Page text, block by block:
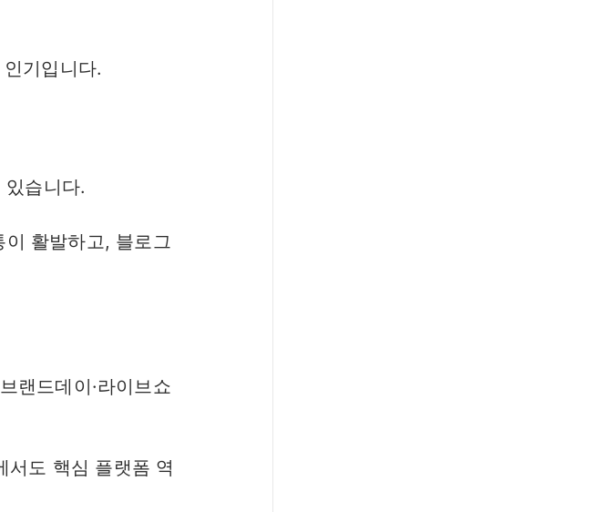
기입니다.
습니다.
이 활발하고, 블로그
랜드데이·라이브쇼
서도 핵심 플랫폼 역